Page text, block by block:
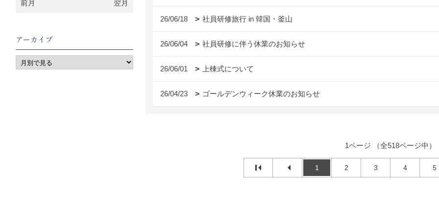
26/06/18 社員研修旅行 in 韓国・釜山
26/06/04 社員研修に伴う休業のお知らせ
26/06/01 上棟式について
26/04/23 ゴールデンウィーク休業のお知らせ
1ページ （全518ページ中）
1 2 3 4 5
前月 翌月
アーカイブ